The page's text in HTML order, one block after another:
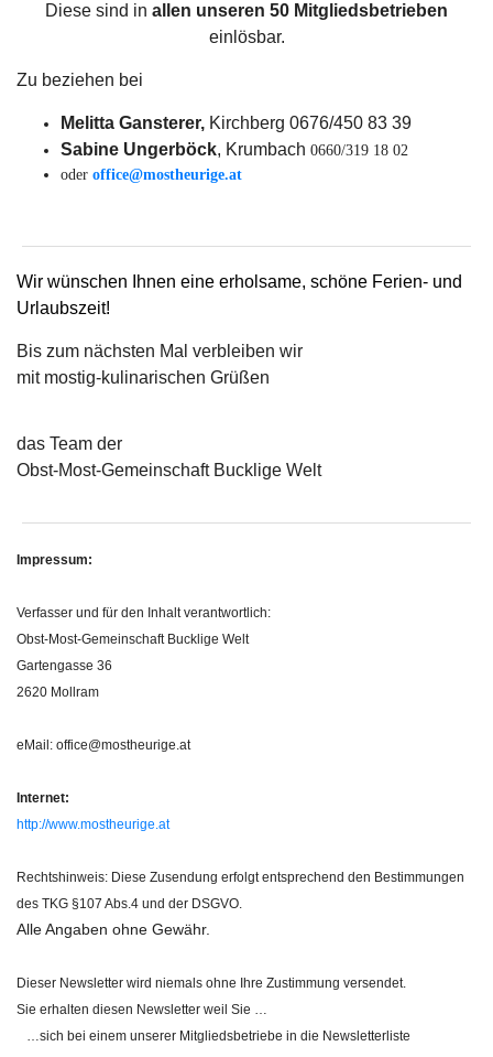
Diese sind in allen unseren 50 Mitgliedsbetrieben
einlösbar.
Zu beziehen bei
Melitta Gansterer, Kirchberg 0676/450 83 39
Sabine Ungerböck, Krumbach 0660/319 18 02
oder office@mostheurige.at
Wir wünschen Ihnen eine erholsame, schöne Ferien- und
Urlaubszeit!
Bis zum nächsten Mal verbleiben wir
mit mostig-kulinarischen Grüßen
das Team der
Obst-Most-Gemeinschaft Bucklige Welt
Impressum:
Verfasser und für den Inhalt verantwortlich:
Obst-Most-Gemeinschaft Bucklige Welt
Gartengasse 36
2620 Mollram
eMail: office@mostheurige.at
Internet:
http://www.mostheurige.at
Rechtshinweis: Diese Zusendung erfolgt entsprechend den Bestimmungen
des TKG §107 Abs.4 und der DSGVO.
Alle Angaben ohne Gewähr.
Dieser Newsletter wird niemals ohne Ihre Zustimmung versendet.
Sie erhalten diesen Newsletter weil Sie …
…sich bei einem unserer Mitgliedsbetriebe in die Newsletterliste